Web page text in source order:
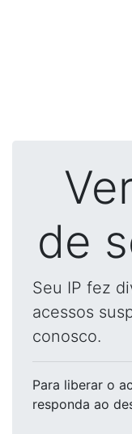
de
Seu IP fez
acessos
conosco.
Para liberar o
responda ao